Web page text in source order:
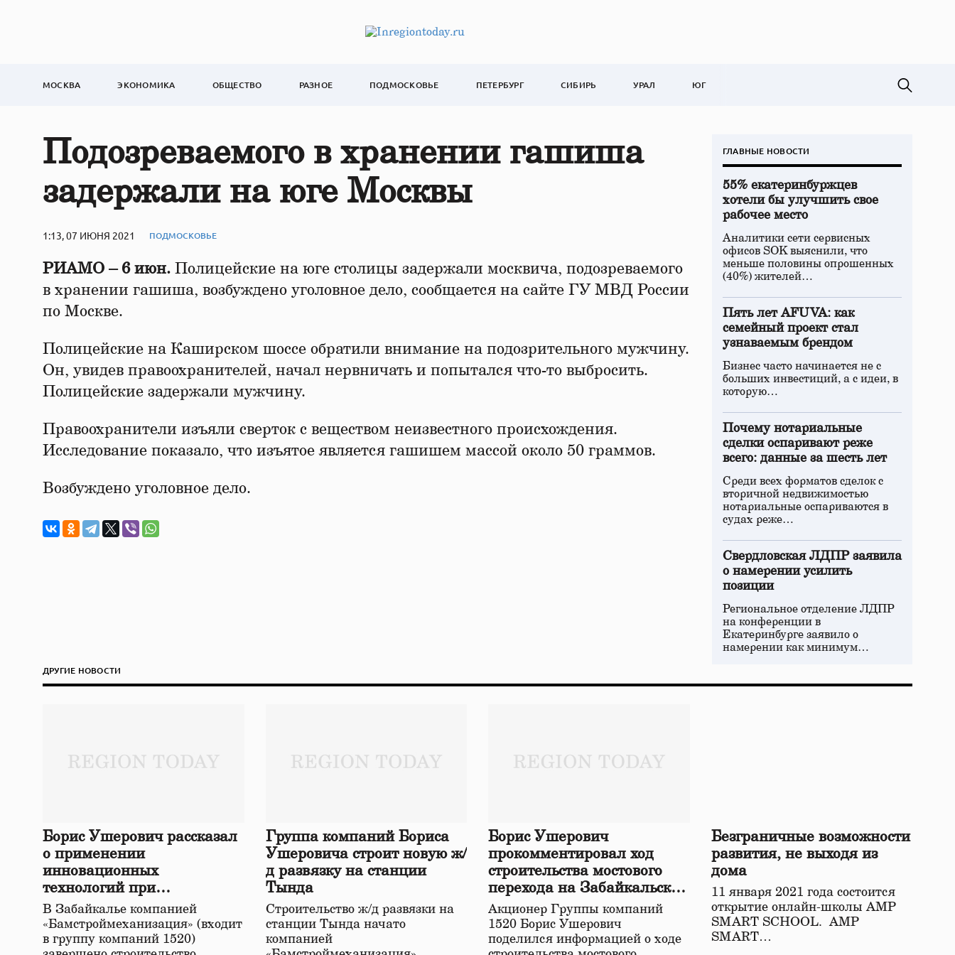
МОСКВА ЭКОНОМИКА ОБЩЕСТВО РАЗНОЕ ПОДМОСКОВЬЕ ПЕТЕРБУРГ СИБИРЬ УРАЛ ЮГ
Подозреваемого в хранении гашиша
задержали на юге Москвы
1:13, 07 ИЮНЯ 2021 ПОДМОСКОВЬЕ
РИАМО – 6 июн. Полицейские на юге столицы задержали москвича, подозреваемого
в хранении гашиша, возбуждено уголовное дело, сообщается на сайте ГУ МВД России
по Москве.
Полицейские на Каширском шоссе обратили внимание на подозрительного мужчину.
Он, увидев правоохранителей, начал нервничать и попытался что-то выбросить.
Полицейские задержали мужчину.
Правоохранители изъяли сверток с веществом неизвестного происхождения.
Исследование показало, что изъятое является гашишем массой около 50 граммов.
Возбуждено уголовное дело.
ГЛАВНЫЕ НОВОСТИ
55% екатеринбуржцев
хотели бы улучшить свое
рабочее место
Аналитики сети сервисных
офисов SOK выяснили, что
меньше половины опрошенных
(40%) жителей…
Пять лет AFUVA: как
семейный проект стал
узнаваемым брендом
Бизнес часто начинается не с
больших инвестиций, а с идеи, в
которую…
Почему нотариальные
сделки оспаривают реже
всего: данные за шесть лет
Среди всех форматов сделок с
вторичной недвижимостью
нотариальные оспариваются в
судах реже…
Свердловская ЛДПР заявила
о намерении усилить
позиции
Региональное отделение ЛДПР
на конференции в
Екатеринбурге заявило о
намерении как минимум…
ДРУГИЕ НОВОСТИ
Борис Ушерович рассказал
о применении
инновационных
технологий при
строительстве нового моста
в Забайкалье
В Забайкалье компанией
«Бамстроймеханизация» (входит
в группу компаний 1520)
Группа компаний Бориса
Ушеровича строит новую ж/
д развязку на станции
Тында
Строительство ж/д развязки на
станции Тында начато
компанией
Борис Ушерович
прокомментировал ход
строительства мостового
перехода на Забайкальской
железной дороге
Акционер Группы компаний
1520 Борис Ушерович
поделился информацией о ходе
Безграничные возможности
развития, не выходя из
дома
11 января 2021 года состоится
открытие онлайн-школы АМР
SMART SCHOOL. АМР
SMART…